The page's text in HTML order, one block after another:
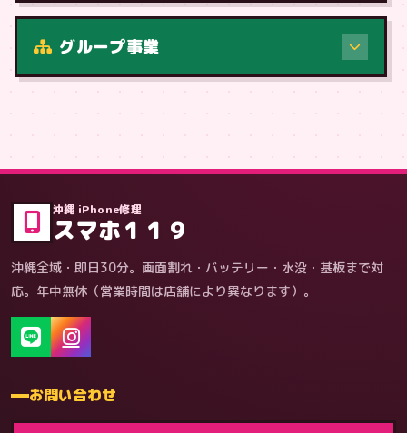
症状・内容から
グループ事業
沖縄 iPhone修理
スマホ１１９
沖縄全域・即日30分。画面割れ・バッテリー・水没・基板まで対
応。年中無休（営業時間は店舗により異なります）。
お問い合わせ